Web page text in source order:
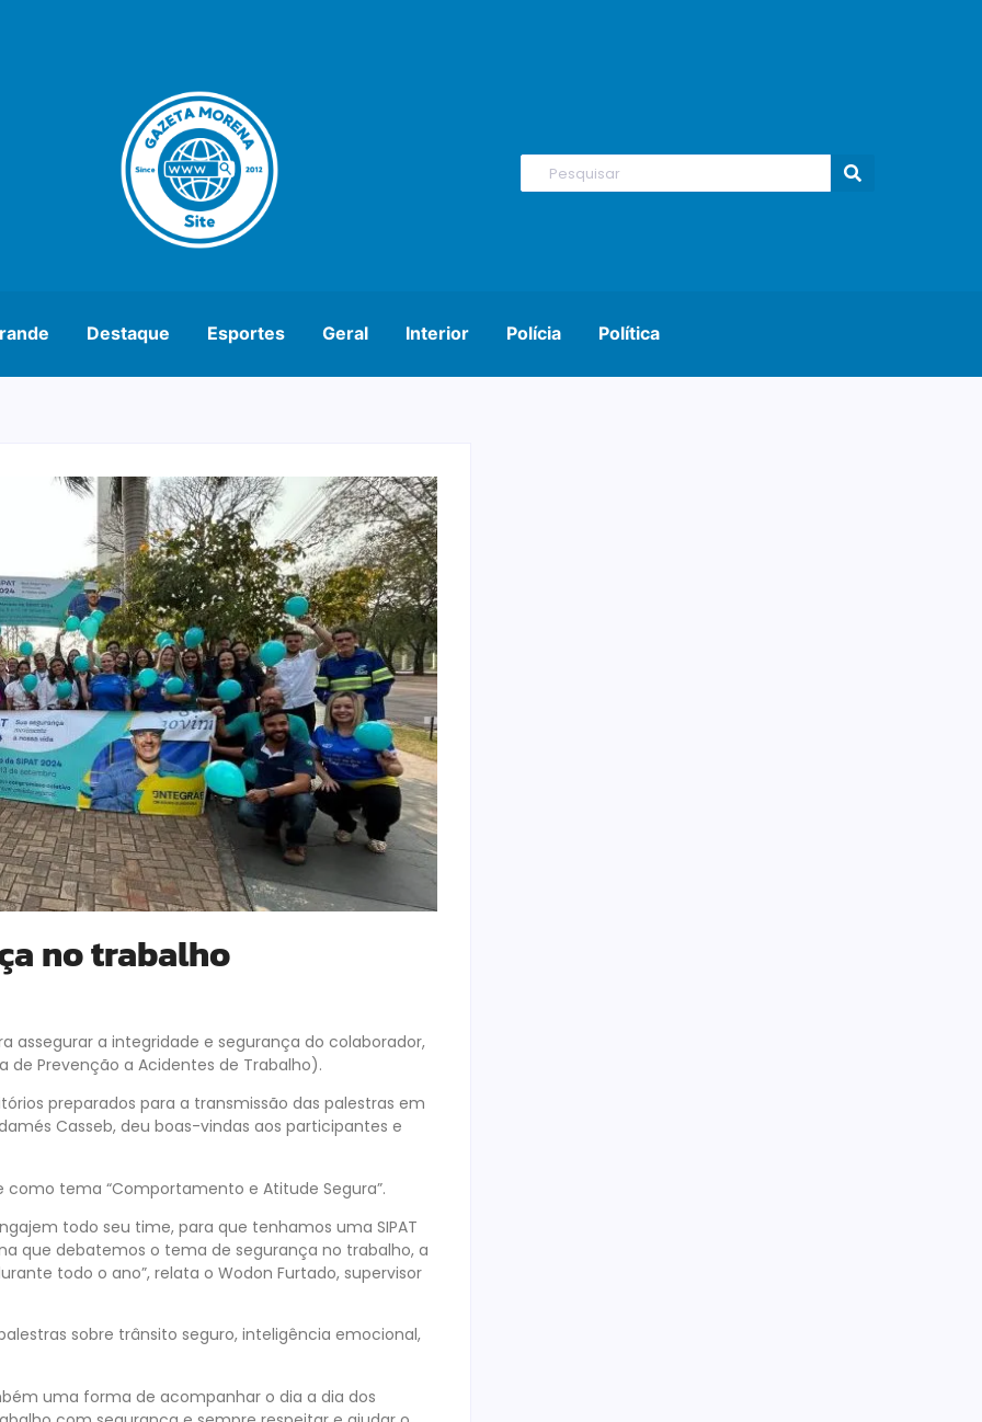
Destaque Esportes Geral Interior Polícia Política
no trabalho
a integridade e segurança do colaborador,
de Prevenção a Acidentes de Trabalho).
preparados para a transmissão das palestras em
Casseb, deu boas-vindas aos participantes e
tema “Comportamento e Atitude Segura”.
todo seu time, para que tenhamos uma SIPAT
que debatemos o tema de segurança no trabalho, a
todo o ano”, relata o Wodon Furtado, supervisor
sobre trânsito seguro, inteligência emocional,
uma forma de acompanhar o dia a dia dos